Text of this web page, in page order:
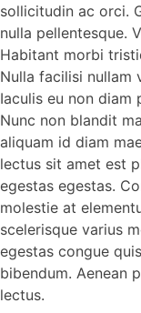
sollicitudin ac orci.
nulla pellentesque.
Habitant morbi
Nulla facilisi nullam
Iaculis eu non diam
Nunc non blandit
aliquam id diam
lectus sit amet est
egestas egestas.
molestie at
scelerisque varius
egestas congue
bibendum. Aenean
lectus.